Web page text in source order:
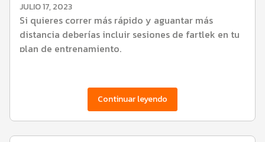
JULIO 17, 2023
Si quieres correr más rápido y aguantar más
distancia deberías incluir sesiones de fartlek en tu
plan de entrenamiento.
Continuar leyendo